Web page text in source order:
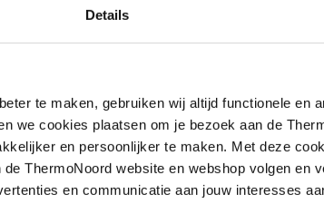
Details
te maken, gebruiken wij altijd functionele en
we cookies plaatsen om je bezoek aan de
en persoonlijker te maken. Met deze
ThermoNoord website en webshop volgen en
en communicatie aan jouw interesses